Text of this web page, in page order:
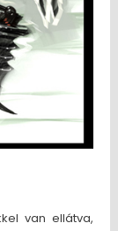
van ellátva,